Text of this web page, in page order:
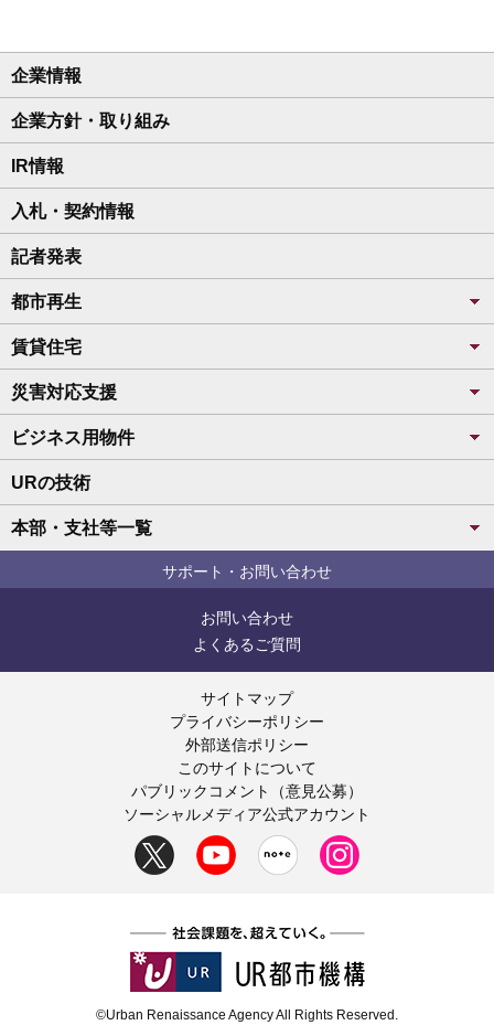
企業情報
企業方針・取り組み
IR情報
入札・契約情報
記者発表
都市再生
賃貸住宅
災害対応支援
ビジネス用物件
URの技術
本部・支社等一覧
サポート・お問い合わせ
お問い合わせ
よくあるご質問
サイトマップ
プライバシーポリシー
外部送信ポリシー
このサイトについて
パブリックコメント（意見公募）
ソーシャルメディア公式アカウント
©Urban Renaissance Agency All Rights Reserved.